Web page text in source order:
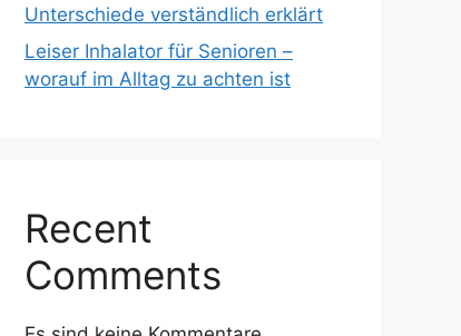
Unterschiede verständlich erklärt
Leiser Inhalator für Senioren –
worauf im Alltag zu achten ist
Recent
Comments